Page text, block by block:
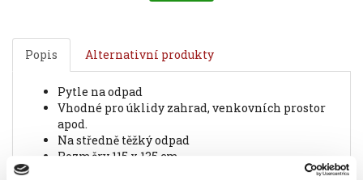
Popis Alternativní produkty
pytle na odpad
vhodné pro úklidy zahrad, venkovních prostor
apod.
na středně těžký odpad
rozměry 115 x 135 cm